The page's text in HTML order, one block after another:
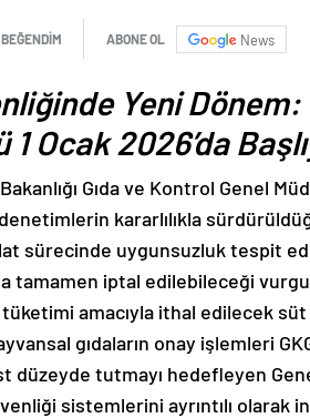
BEĞENDİM ABONE OL News
Yeni
Ocak 2026’da
Gıda ve Kontrol Genel
kararlılıkla
sürecinde uygunsuzluk tespit
tamamen iptal edilebileceği
amacıyla ithal edilecek
gıdaların onay işlemleri
düzeyde tutmayı hedefleyen
sistemlerini ayrıntılı